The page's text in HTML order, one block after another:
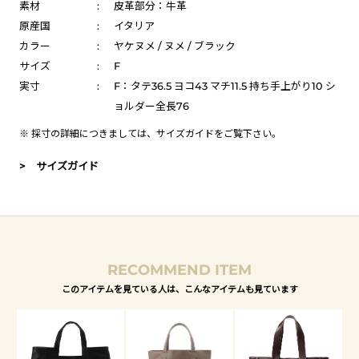
素材 :
皮革部分：牛革
原産国
:
イタリア
カラー
:
ヤケヌメ / ヌメ / ブラック
サイズ
:
F
実寸
:
F：タテ36.5 ヨコ43 マチ11.5 持ち手上がり10 シ
ョルダー全長76
※ 採寸の詳細につきましては、 サイズガイドをご覧下さい。
> サイズガイド
RECOMMEND ITEM
このアイテムを見ている人は、こんなアイテムも見ています